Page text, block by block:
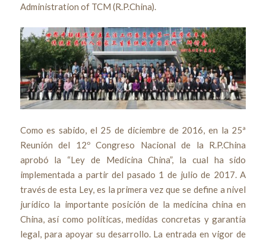
Administration of TCM (R.P.China).
Como es sabido, el 25 de diciembre de 2016, en la 25ª
Reunión del 12º Congreso Nacional de la R.P.China
aprobó la “Ley de Medicina China”, la cual ha sido
implementada a partir del pasado 1 de julio de 2017. A
través de esta Ley, es la primera vez que se define a nivel
jurídico la importante posición de la medicina china en
China, así como políticas, medidas concretas y garantía
legal, para apoyar su desarrollo. La entrada en vigor de